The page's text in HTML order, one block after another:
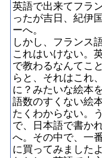
英語で出来てフラ
ったが吉日、紀伊
ーへ。
しかし、フランス
これはいけない。
で教わるなんてこ
らと、それはこれ
に？みたいな絵本
語数のすくない絵
たくわからない。
で、日本語で書か
へ。その中で、一
に買ってみました